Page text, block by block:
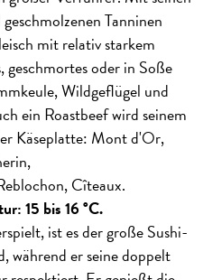
Tanninen
mit relativ starkem
geschmortes oder in Soße
Wildgeflügel und
ein Roastbeef wird seinem
Käseplatte: Mont d'Or,
Cîteaux.
15 bis 16 °C.
ist es der große Sushi-
während er seine doppelt